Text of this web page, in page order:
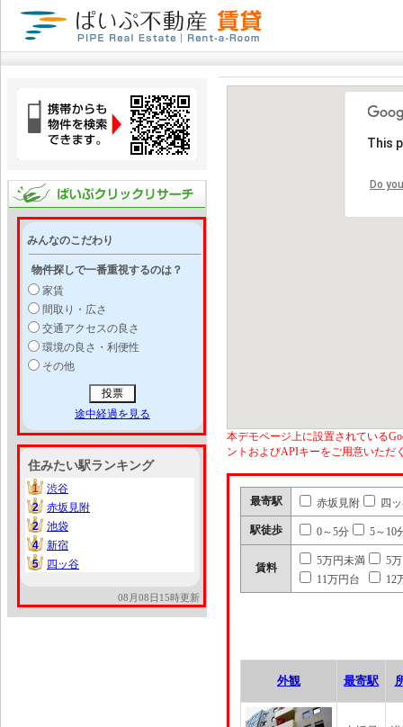
みんなのこだわり
物件探しで一番重視するのは？
家賃
間取り・広さ
交通アクセスの良さ
環境の良さ・利便性
その他
途中経過を見る
住みたい駅ランキング
1
1
渋谷
2
2
赤坂見附
2
2
池袋
4
4
新宿
5
5 四ッ谷
08月08日15時更新
This
Do
本デモページ上に設置されている
ントおよびAPIキーをご用意いただ
最寄駅 赤坂見附 四
駅徒歩 0～5分 5～10
賃料
5万円未満
5
11万円台
12
外観 最寄駅